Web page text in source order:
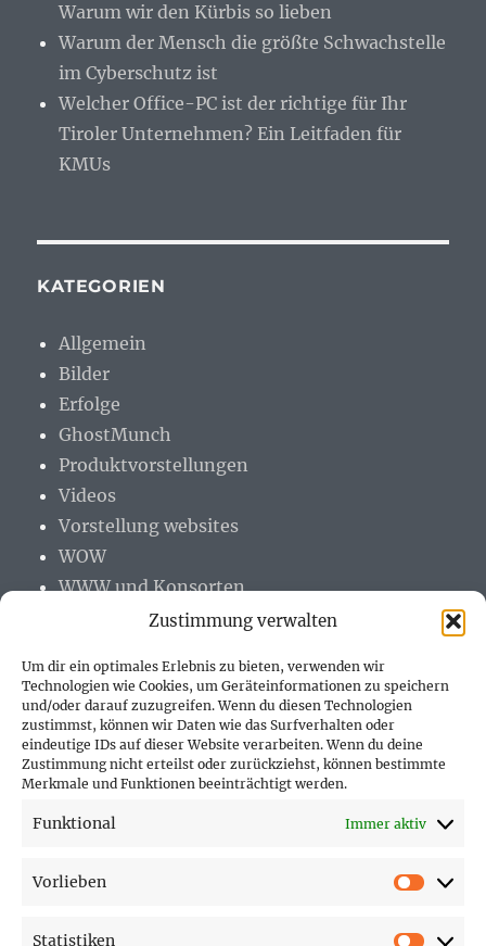
Zustimmung verwalten
Um dir ein optimales Erlebnis zu bieten, verwenden wir
Technologien wie Cookies, um Geräteinformationen zu speichern
und/oder darauf zuzugreifen. Wenn du diesen Technologien
zustimmst, können wir Daten wie das Surfverhalten oder
eindeutige IDs auf dieser Website verarbeiten. Wenn du deine
Zustimmung nicht erteilst oder zurückziehst, können bestimmte
Merkmale und Funktionen beeinträchtigt werden.
Funktional Immer aktiv
Vorlieben
Statistiken
Warum wir den Kürbis so lieben
Warum der Mensch die größte Schwachstelle
im Cyberschutz ist
Welcher Office-PC ist der richtige für Ihr
Tiroler Unternehmen? Ein Leitfaden für
KMUs
KATEGORIEN
Allgemein
Bilder
Erfolge
GhostMunch
Produktvorstellungen
Videos
Vorstellung websites
WOW
WWW und Konsorten
PARTNER (LINKS)
Hofer Technik GmbH
Sonne und Erde